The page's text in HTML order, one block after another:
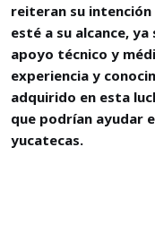
reiteran su
esté a su alcance,
apoyo técnico y
experiencia y
adquirido en esta
que podrían ayudar
yucatecas.